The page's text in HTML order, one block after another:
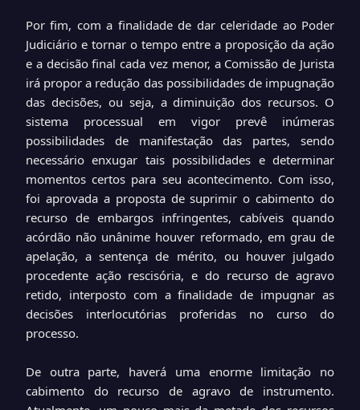
Por fim, com a finalidade de dar celeridade ao Poder
Judiciário e tornar o tempo entre a proposição da ação
e a decisão final cada vez menor, a Comissão de Jurista
irá propor a redução das possibilidades de impugnação
das decisões, ou seja, a diminuição dos recursos. O
sistema processual em vigor prevê inúmeras
possibilidades de manifestação das partes, sendo
necessário enxugar tais possibilidades e determinar
momentos certos para seu acontecimento. Com isso,
foi aprovada a proposta de suprimir o cabimento do
recurso de embargos infringentes, cabíveis quando
acórdão não unânime houver reformado, em grau de
apelação, a sentença de mérito, ou houver julgado
procedente ação rescisória, e do recurso de agravo
retido, interposto com a finalidade de impugnar as
decisões interlocutórias proferidas no curso do
processo.
De outra parte, haverá uma enorme limitação no
cabimento do recurso de agravo de instrumento.